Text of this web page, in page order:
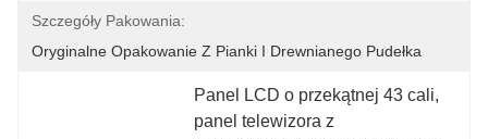
Szczegóły Pakowania:
Oryginalne Opakowanie Z Pianki I Drewnianego Pudełka
Panel LCD o przekątnej 43 cali,
panel telewizora z